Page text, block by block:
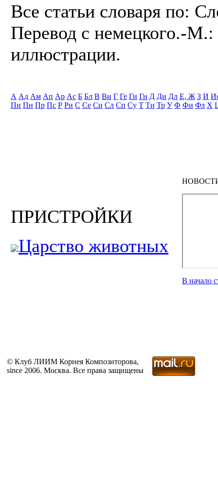
Все статьи словаря по:
Перевод с немецкого.-
иллюстрации.
А Ад Ам Ап Ар Ас Б Бл В Ви Г Ге Ги Гн Д Ди Дл Е, Ж З И
Пи Пн Пр Пс Р Ри С Се Си Сл Сп Су Т Ти Тр У Ф Фи Фл Х
ПРИСТРОЙКИ
Царство животных
В начало
© Клуб ЛИИМ Корнея Композиторова,
since 2006. Москва. Все права защищены